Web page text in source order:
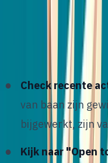
functietitel, locatie,
bedrijfsgrootte.
boolean search:
Check recente
van baan zijn
bijgewerkt, zijn
Kijk naar "Open